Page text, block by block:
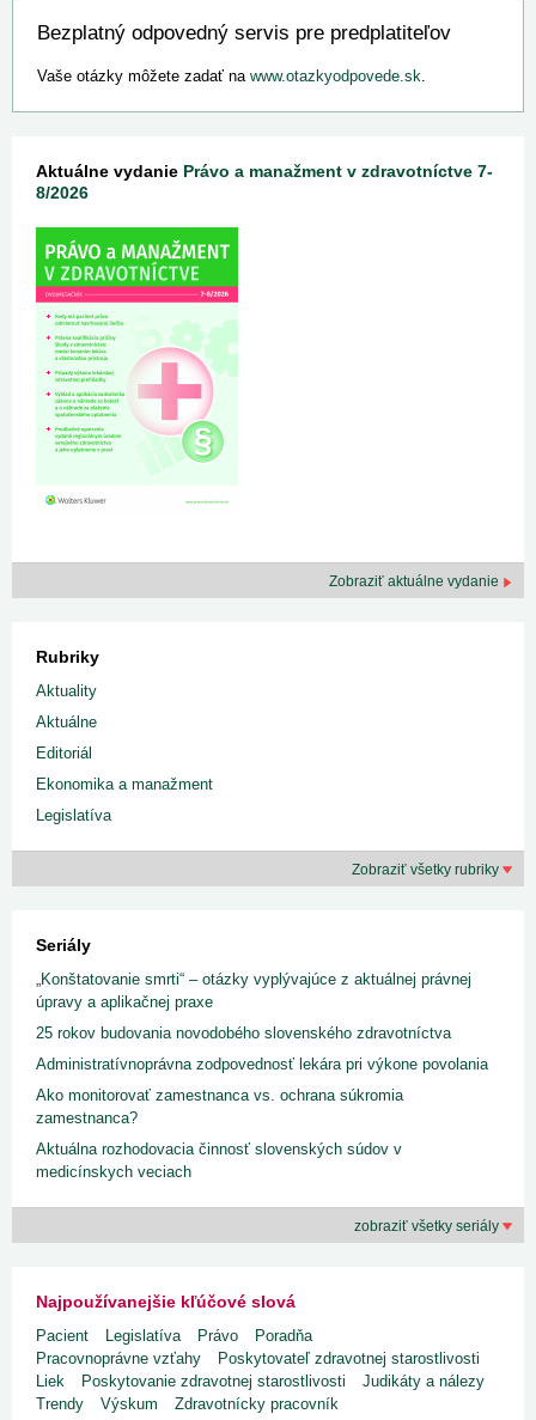
Bezplatný odpovedný servis pre predplatiteľov
Vaše otázky môžete zadať na www.otazkyodpovede.sk.
Aktuálne vydanie Právo a manažment v zdravotníctve 7-
8/2026
Zobraziť aktuálne vydanie
Rubriky
Aktuality
Aktuálne
Editoriál
Ekonomika a manažment
Legislatíva
Zobraziť všetky rubriky
Seriály
„Konštatovanie smrti“ – otázky vyplývajúce z aktuálnej právnej
úpravy a aplikačnej praxe
25 rokov budovania novodobého slovenského zdravotníctva
Administratívnoprávna zodpovednosť lekára pri výkone povolania
Ako monitorovať zamestnanca vs. ochrana súkromia
zamestnanca?
Aktuálna rozhodovacia činnosť slovenských súdov v
medicínskych veciach
zobraziť všetky seriály
Najpoužívanejšie kľúčové slová
Pacient Legislatíva Právo
Poradňa
Pracovnoprávne vzťahy
Poskytovateľ zdravotnej starostlivosti
Liek
Poskytovanie zdravotnej starostlivosti
Judikáty a nálezy
Trendy
Výskum
Zdravotnícky pracovník